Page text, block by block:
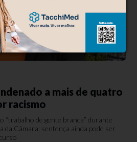
a mais de quatro
racismo
“trabalho de gente branca” durante
Câmara; sentença ainda pode ser